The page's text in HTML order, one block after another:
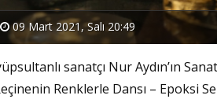
09 Mart 2021, Salı 20:49
sanatçı Nur Aydın’ın
Renklerle Dansı – Epoksi